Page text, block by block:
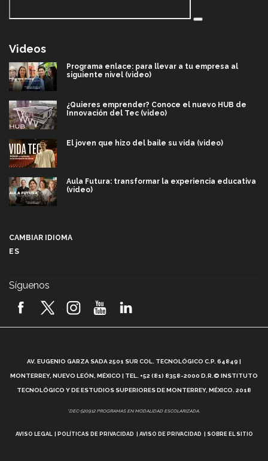
Videos
Programa enlace: para llevar a tu empresa al
siguiente nivel (video)
¿Quieres emprender? Conoce el nuevo HUB de
Innovación del Tec (video)
El joven que hizo del baile su vida (video)
Aula Futura: transformar la experiencia educativa
(video)
2026! (video)
¿Cómo es el Modelo Educativo Tec? (video)
Vida Tec: Feminismo e Inteligencia Artificial, Paola
CAMBIAR IDIOMA
ES
Síguenos
AV. EUGENIO GARZA SADA 2501 SUR COL. TECNOLÓGICO C.P. 64849 |
MONTERREY, NUEVO LEÓN, MÉXICO | TEL. +52 (81) 8358-2000 D.R.© INSTITUTO
TECNOLÓGICO Y DE ESTUDIOS SUPERIORES DE MONTERREY, MÉXICO. 2018
*DEC-520912 PROGRAMAS EN MODALIDAD ESCOLARIZADA.
AVISO LEGAL POLÍTICAS DE PRIVACIDAD AVISO DE PRIVACIDAD SOBRE EL SITIO